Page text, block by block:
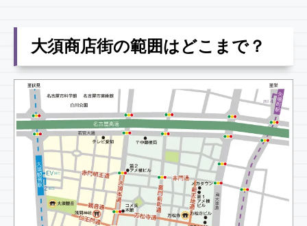
大須商店街の範囲はどこまで？